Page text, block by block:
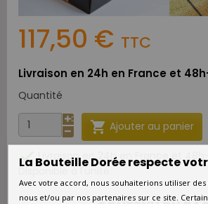
117,50 € TTC
Livraison en 24h en France et
Quantité
 Ajouter au panier
 Livraison en 24h en France et
Disponible à l'unité
La Bouteille Dorée respecte
Avec votre accord, nous souhaiterions utiliser des
nous et/ou par nos partenaires sur ce site.